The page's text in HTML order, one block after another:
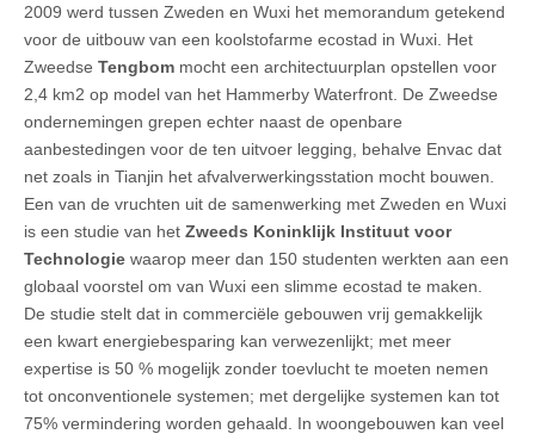
2009 werd tussen Zweden en Wuxi het memorandum getekend
voor de uitbouw van een koolstofarme ecostad in Wuxi. Het
Zweedse Tengbom mocht een architectuurplan opstellen voor
2,4 km2 op model van het Hammerby Waterfront. De Zweedse
ondernemingen grepen echter naast de openbare
aanbestedingen voor de ten uitvoer legging, behalve Envac dat
net zoals in Tianjin het afvalverwerkingsstation mocht bouwen.
Een van de vruchten uit de samenwerking met Zweden en Wuxi
is een studie van het Zweeds Koninklijk Instituut voor
Technologie waarop meer dan 150 studenten werkten aan een
globaal voorstel om van Wuxi een slimme ecostad te maken.
De studie stelt dat in commerciële gebouwen vrij gemakkelijk
een kwart energiebesparing kan verwezenlijkt; met meer
expertise is 50 % mogelijk zonder toevlucht te moeten nemen
tot onconventionele systemen; met dergelijke systemen kan tot
75% vermindering worden gehaald. In woongebouwen kan veel